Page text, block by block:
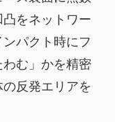
をネットワー
パクト時にフ
わむ」かを精密
反発エリアを